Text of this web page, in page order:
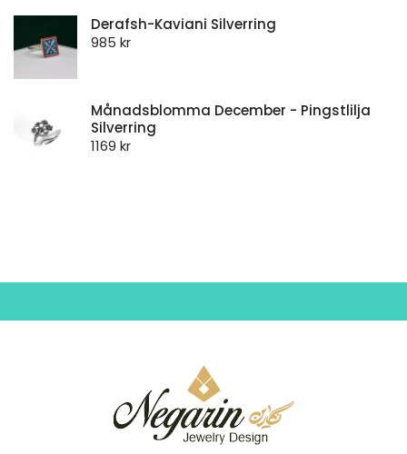
Derafsh-Kaviani Silverring
985 kr
Månadsblomma December - Pingstlilja
Silverring
1169 kr